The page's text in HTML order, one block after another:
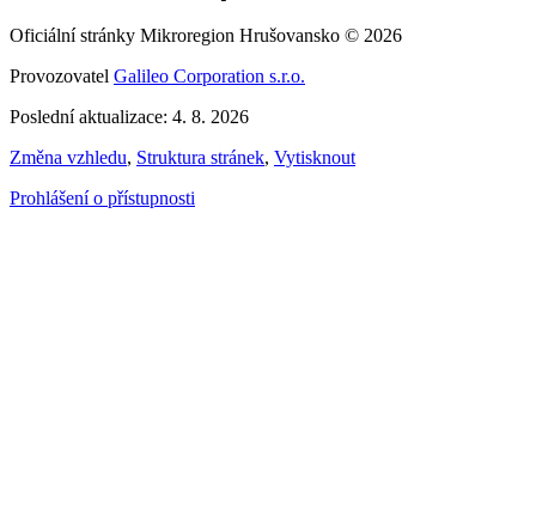
Oficiální stránky Mikroregion Hrušovansko © 2026
Provozovatel Galileo Corporation s.r.o.
Poslední aktualizace: 4. 8. 2026
Změna vzhledu, Struktura stránek, Vytisknout
Prohlášení o přístupnosti